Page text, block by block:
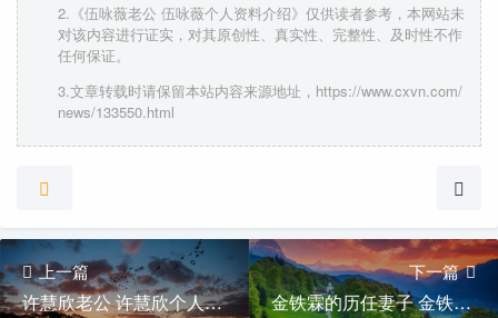
2.《伍咏薇老公 伍咏薇个人资料介绍》仅供读者参考，本网站未
对该内容进行证实，对其原创性、真实性、完整性、及时性不作
任何保证。
3.文章转载时请保留本站内容来源地址，https://www.cxvn.com/
news/133550.html
上一篇
许慧欣老公 许慧欣个人资料简介
下一篇
金铁霖的历任妻子 金铁霖简历及个人资料